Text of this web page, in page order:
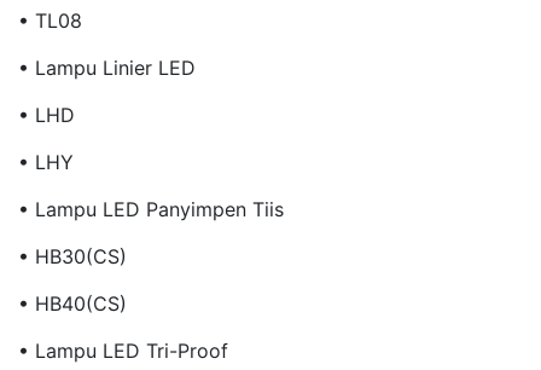
• TL08
• Lampu Linier LED
• LHD
• LHY
• Lampu LED Panyimpen Tiis
• HB30(CS)
• HB40(CS)
• Lampu LED Tri-Proof